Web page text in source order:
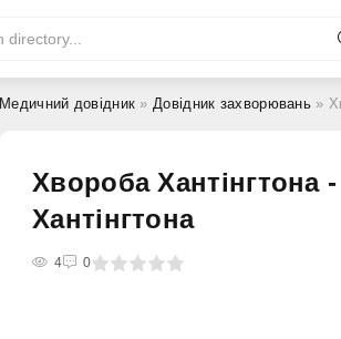
Медичний довідник »Довідник захворювань »
Хвороба Хантінгтона
Хантінгтона
4 0
4 5